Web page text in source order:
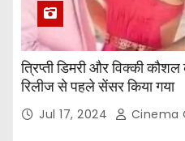
त्रिप्ती डिमरी और विक्की कौशल
रिलीज से पहले सेंसर किया गया
Jul 17, 2024 Cinema